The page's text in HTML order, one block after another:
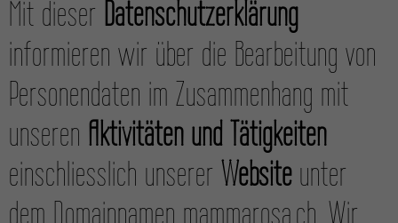
Mit dieser Daten­schutz­erklärung
informieren wir über die Bearbeitung von
Personen­daten im Zusammenhang mit
unseren Aktivitäten und Tätigkeiten
einschliesslich unserer Website unter
dem Domain­namen mammarosa.ch. Wir